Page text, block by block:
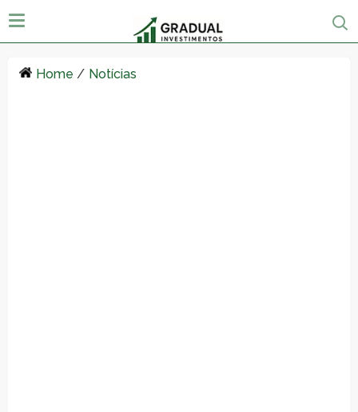
Home / Notícias